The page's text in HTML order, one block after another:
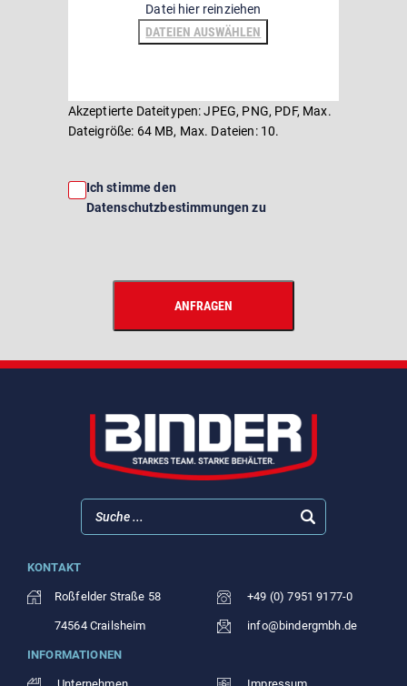
Datei hier reinziehen
DATEIEN AUSWÄHLEN
Akzeptierte Dateitypen: JPEG, PNG, PDF, Max.
Dateigröße: 64 MB, Max. Dateien: 10.
Consent
Ich stimme den
Datenschutzbestimmungen zu
KONTAKT
Roßfelder Straße 58
74564 Crailsheim
+49 (0) 7951 9177-0
info@bindergmbh.de
INFORMATIONEN